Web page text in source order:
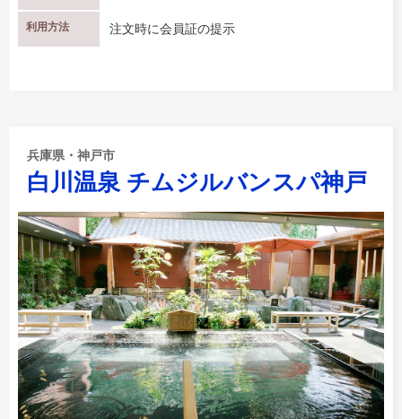
利用方法 注文時に会員証の提示
兵庫県・神戸市
白川温泉 チムジルバンスパ神戸